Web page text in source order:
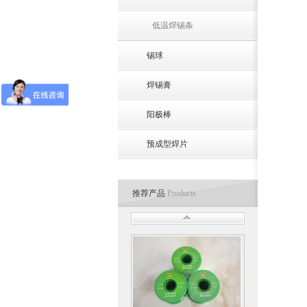
低温焊锡条
锡球
焊锡膏
阳极棒
预成型焊片
推荐产品 Products